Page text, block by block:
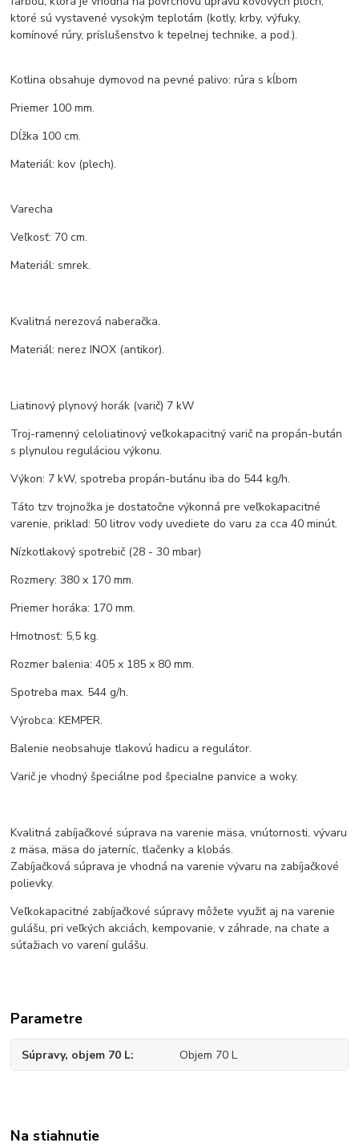
ktoré sú vystavené vysokým teplotám (kotly, krby, výfuky,
komínové rúry, príslušenstvo k tepelnej technike, a pod.).
Kotlina obsahuje dymovod na pevné palivo: rúra s kĺbom
Priemer 100 mm.
Dĺžka 100 cm.
Materiál: kov (plech).
Varecha
Veľkosť: 70 cm.
Materiál: smrek.
Kvalitná nerezová naberačka.
Materiál: nerez INOX (antikor).
Liatinový plynový horák (varič) 7 kW
Troj-ramenný celoliatinový veľkokapacitný varič na propán-bután
s plynulou reguláciou výkonu.
Výkon: 7 kW, spotreba propán-butánu iba do 544 kg/h.
Táto tzv trojnožka je dostatočne výkonná pre veľkokapacitné
varenie, priklad: 50 litrov vody uvediete do varu za cca 40 minút.
Nízkotlakový spotrebič (28 - 30 mbar)
Rozmery: 380 x 170 mm.
Priemer horáka: 170 mm.
Hmotnosť: 5,5 kg.
Rozmer balenia: 405 x 185 x 80 mm.
Spotreba max. 544 g/h.
Výrobca: KEMPER.
Balenie neobsahuje tlakovú hadicu a regulátor.
Varič je vhodný špeciálne pod špecialne panvice a woky.
Kvalitná zabíjačkové súprava na varenie mäsa, vnútornosti, vývaru
z mäsa, mäsa do jaterníc, tlačenky a klobás.
Zabíjačková súprava je vhodná na varenie vývaru na zabíjačkové
polievky.
Veľkokapacitné zabíjačkové súpravy môžete využiť aj na varenie
gulášu, pri veľkých akciách, kempovanie, v záhrade, na chate a
súťažiach vo varení gulášu.
Parametre
Súpravy, objem 70 L Objem 70 L
Na stiahnutie